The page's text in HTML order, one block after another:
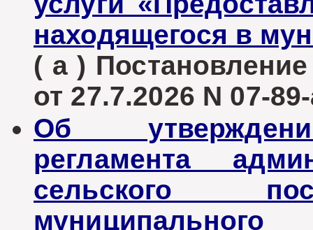
находящегося в
( а )
от 27.7.2026 N 07-
Об
регламента
сельского
муниципального